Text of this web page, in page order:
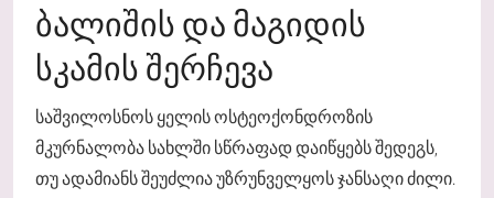
ᲑᲐᲚᲘᲨᲘᲡ ᲓᲐ ᲛᲐᲒᲘᲓᲘᲡ
ᲡᲙᲐᲛᲘᲡ ᲨᲔᲠᲩᲔᲕᲐ
საშვილოსნოს ყელის ოსტეოქონდროზის
მკურნალობა სახლში სწრაფად დაიწყებს შედეგს,
თუ ადამიანს შეუძლია უზრუნველყოს ჯანსაღი ძილი.